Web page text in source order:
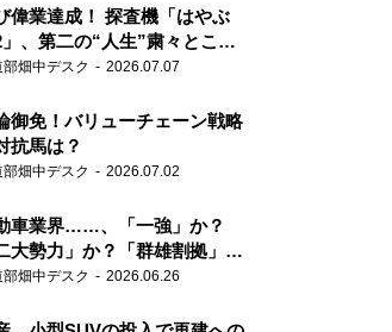
偉業達成！ 探査機「はやぶ
」、第二の“人生”粛々とこな
部畑中デスク 2026.07.07
御免！バリューチェーン戦略
抗馬は？
部畑中デスク 2026.07.02
車業界……、「一強」か？
大勢力」か？「群雄割拠」
部畑中デスク 2026.06.26